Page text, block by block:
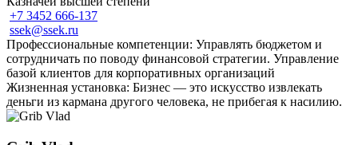
+7 3452 666-137
ssek@ssek.ru
Профессиональные компетенции: Управлять бюджетом и
сотрудничать по поводу финансовой стратегии. Управление
базой клиентов для корпоративных организаций
Жизненная установка: Бизнес — это искусство извлекать
деньги из кармана другого человека, не прибегая к насилию.